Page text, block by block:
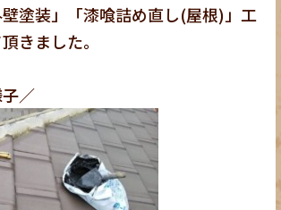
塗装」「漆喰詰め直し(屋根)」工
きました。
／